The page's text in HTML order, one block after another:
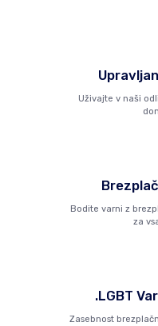
Uživajte v naši
Bodite varni z
za
.LGBT
Zasebnost